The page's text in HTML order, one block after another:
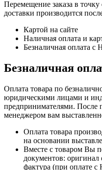
Перемещение заказа в
доставки производится
Картой на сайте
Наличная оплата и
Безналичная оплата с
Безналичная
Оплата товара по
юридическими лицами и
предпринимателями. После
менеджером вам
Оплата товара
на основании
Вместе с товаром Вы
документов: оригинал
фактура (при оплате